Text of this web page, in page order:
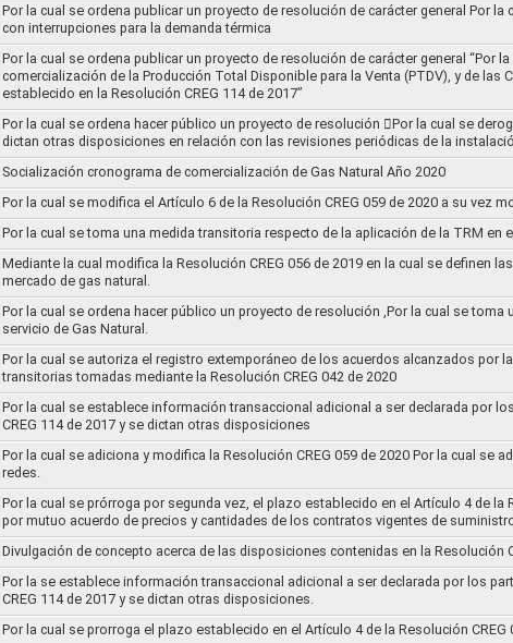
Por la cual se ordena publicar un proyecto de resolución de carácter general Por
con interrupciones para la demanda térmica
Por la cual se ordena publicar un proyecto de resolución de carácter general
comercialización de la Producción Total Disponible para la Venta (PTDV), y de
establecido en la Resolución CREG 114 de 2017”
Por la cual se ordena hacer público un proyecto de resolución 􀂴Por la cual se
dictan otras disposiciones en relación con las revisiones periódicas de la
Socialización cronograma de comercialización de Gas Natural Año 2020
Por la cual se modifica el Artículo 6 de la Resolución CREG 059 de 2020 a su vez
Por la cual se toma una medida transitoria respecto de la aplicación de la TRM en
Mediante la cual modifica la Resolución CREG 056 de 2019 en la cual se definen
mercado de gas natural.
Por la cual se ordena hacer público un proyecto de resolución ,Por la cual se
servicio de Gas Natural.
Por la cual se autoriza el registro extemporáneo de los acuerdos alcanzados
transitorias tomadas mediante la Resolución CREG 042 de 2020
Por la cual se establece información transaccional adicional a ser declarada por
CREG 114 de 2017 y se dictan otras disposiciones
Por la cual se adiciona y modifica la Resolución CREG 059 de 2020 Por la cual
redes.
Por la cual se prórroga por segunda vez, el plazo establecido en el Artículo 4 de
por mutuo acuerdo de precios y cantidades de los contratos vigentes de
Divulgación de concepto acerca de las disposiciones contenidas en la Resolución
Por la se establece información transaccional adicional a ser declarada por los
CREG 114 de 2017 y se dictan otras disposiciones.
Por la cual se prorroga el plazo establecido en el Artículo 4 de la Resolución CREG